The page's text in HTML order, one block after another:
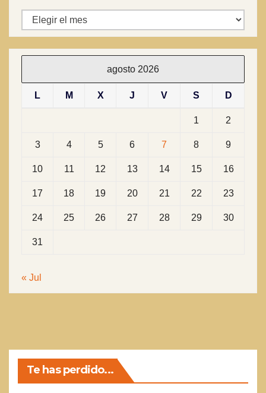
Archivos
agosto 2026
L M X J V S D
1 2
3 4 5 6 7 8 9
10 11 12 13 14 15 16
17 18 19 20 21 22 23
24 25 26 27 28 29 30
31
« Jul
Te has perdido...